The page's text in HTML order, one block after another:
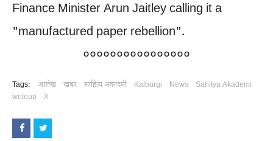
Finance Minister Arun Jaitley calling it a
"manufactured paper rebellion".
००००००००००००००००
Tags: आलेख खबर साहित्य अकादमी Kalburgi News
Sahitya Akademi
writeup
X